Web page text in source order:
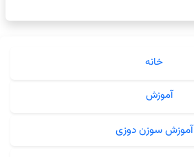
خانه
آموزش
آموزش سوزن دوزی